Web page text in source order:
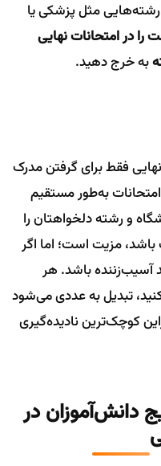
مثل پزشکی یا
را در امتحانات نهایی
به خرج دهید.
فقط برای گرفتن مدرک
به‌طور مستقیم
و رشته دلخواهتان را
باشد، مزیت است؛ اما اگر
آسیب‌زننده باشد. هر
تبدیل به عددی می‌شود
کوچک‌ترین نادیده‌گیری
دانش‌آموزان در